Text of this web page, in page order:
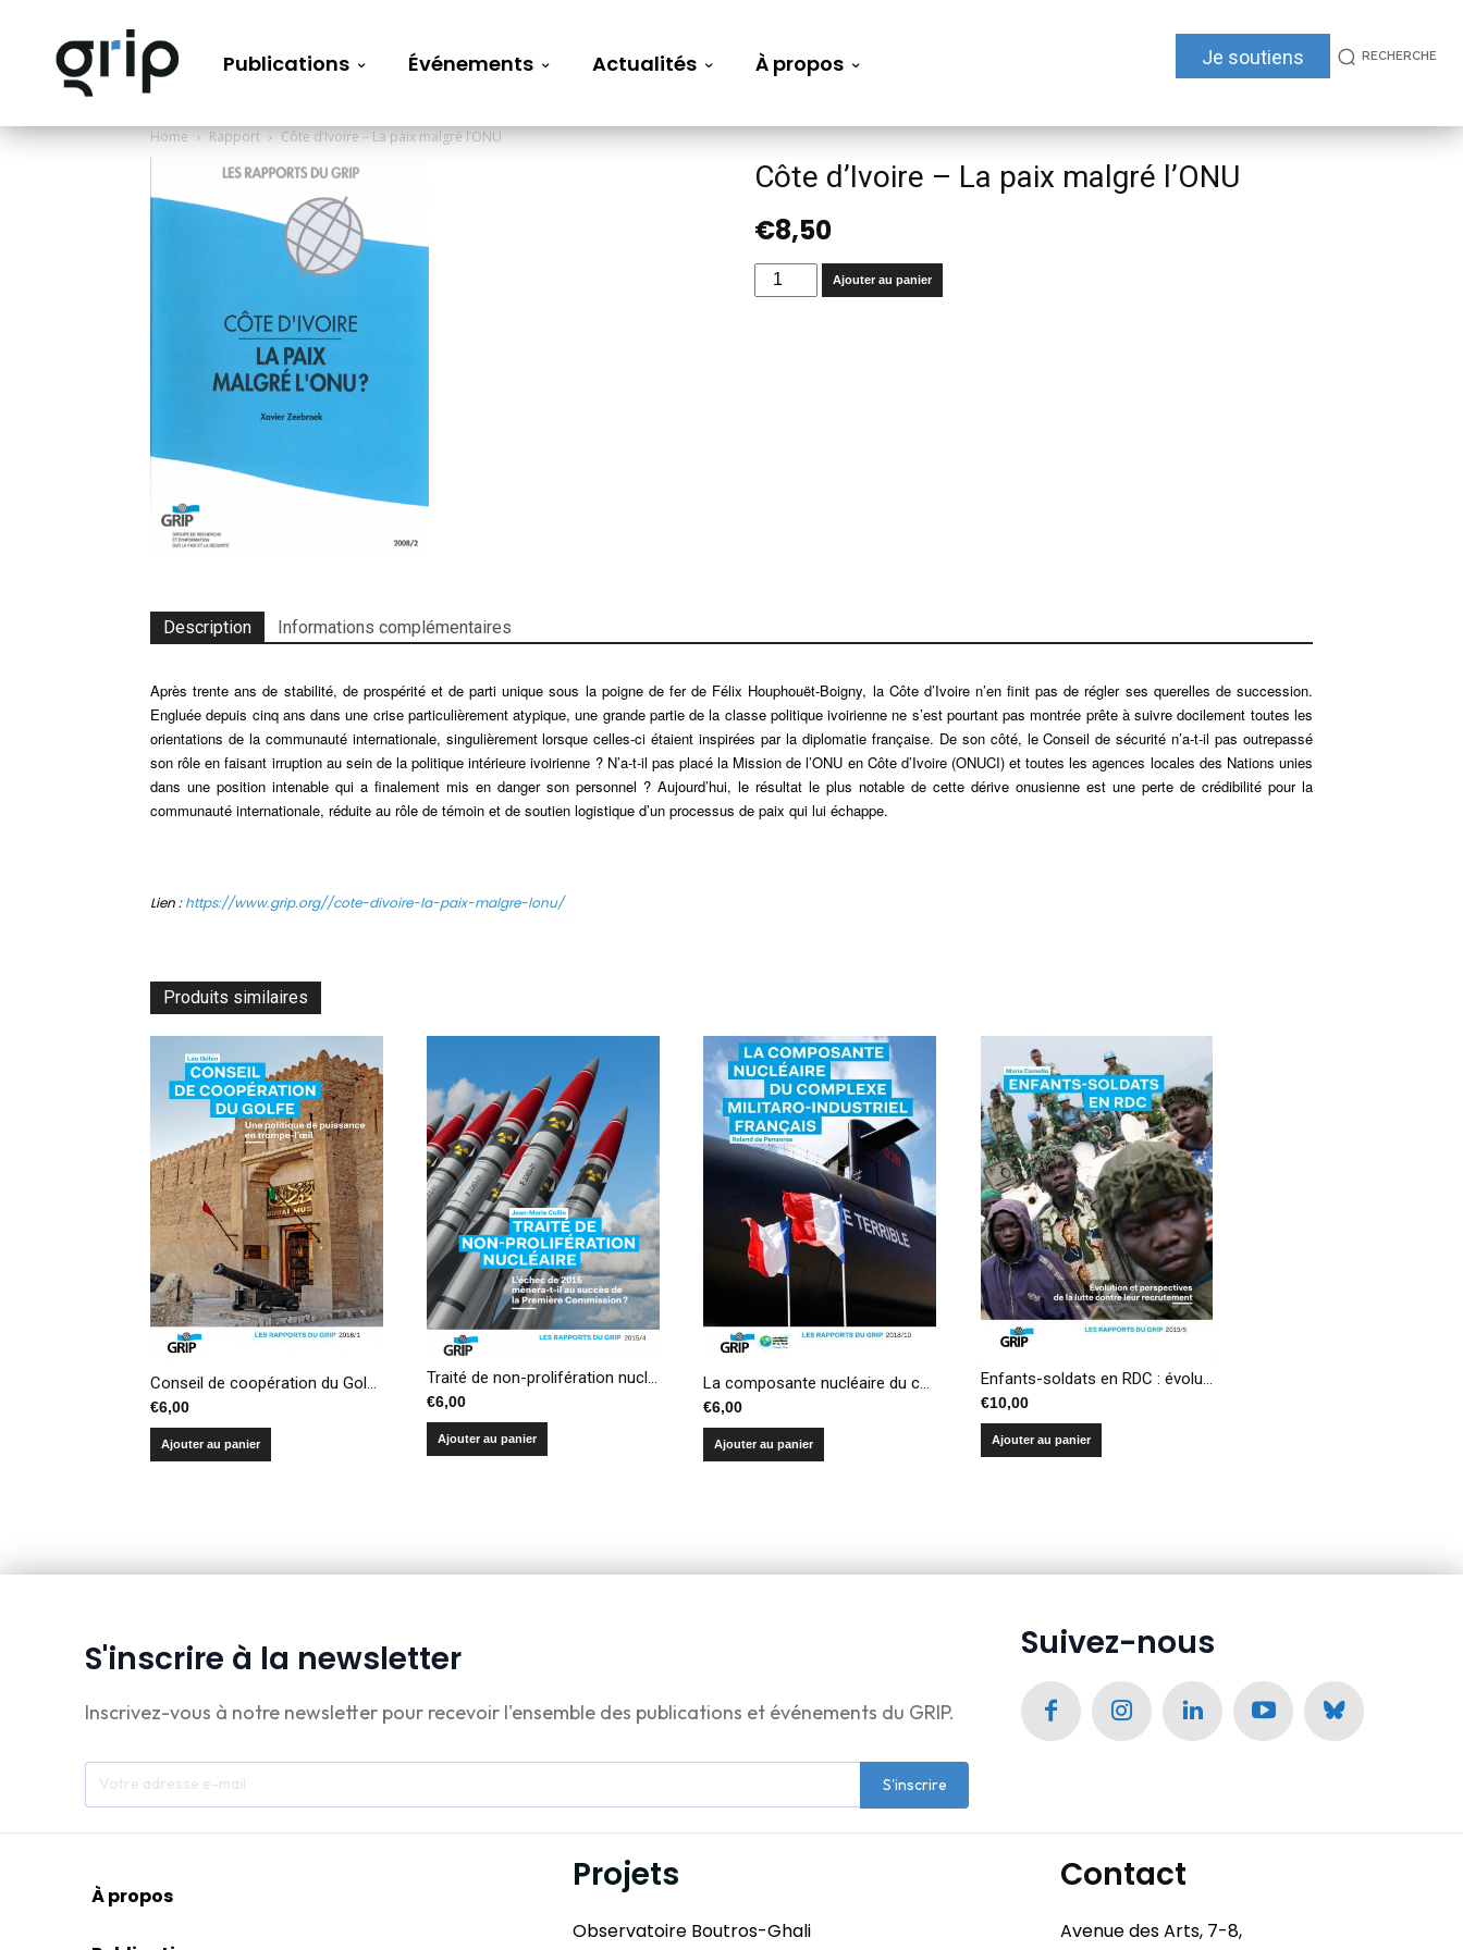
Publications Événements Actualités À propos Je soutiens RECHERCHE
Home Rapport Côte d’Ivoire – La paix malgré l’ONU
Côte d’Ivoire – La paix malgré l’ONU
€8,50
quantité
de
Ajouter au panier
Description Informations complémentaires
Après trente ans de stabilité, de prospérité et de parti unique sous la poigne de fer de Félix Houphouët-Boigny, la Côte d’Ivoire n’en finit pas de régler ses querelles de succession.
Engluée depuis cinq ans dans une crise particulièrement atypique, une grande partie de la classe politique ivoirienne ne s’est pourtant pas montrée prête à suivre docilement toutes les
orientations de la communauté internationale, singulièrement lorsque celles-ci étaient inspirées par la diplomatie française. De son côté, le Conseil de sécurité n’a-t-il pas outrepassé
son rôle en faisant irruption au sein de la politique intérieure ivoirienne ? N’a-t-il pas placé la Mission de l’ONU en Côte d’Ivoire (ONUCI) et toutes les agences locales des Nations unies
dans une position intenable qui a finalement mis en danger son personnel ? Aujourd’hui, le résultat le plus notable de cette dérive onusienne est une perte de crédibilité pour la
communauté internationale, réduite au rôle de témoin et de soutien logistique d’un processus de paix qui lui échappe.
Lien :https://www.grip.org//cote-divoire-la-paix-malgre-lonu/
Produits similaires
Conseil de coopération du Golfe, une politique de puissance en trompe-l’œil
€6,00
Ajouter au panier
Traité de non-prolifération nucléaire : l’échec de 2015 mènera-t-il au succès de la Première Commission ?
€6,00
Ajouter au panier
La composante nucléaire du complexe militaro-industriel français
€6,00
Ajouter au panier
Enfants-soldats en RDC : évolution et perspectives de la lutte contre leur recrutement
€10,00
Ajouter au panier
S'inscrire à la newsletter
Inscrivez-vous à notre newsletter pour recevoir l'ensemble des publications et événements du GRIP.
S'inscrire
Suivez-nous
À propos
Projets
Observatoire Boutros-Ghali
Contact
Avenue des Arts, 7-8,